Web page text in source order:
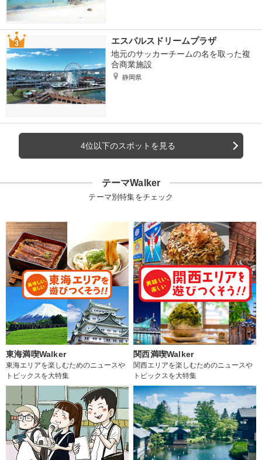
エスパルスドリームプラザ
地元のサッカーチームの名を取った複
合商業施設
静岡県
4位以下のスポットを見る
テーマWalker
テーマ別特集をチェック
東海満喫Walker
東海エリアを楽しむためのニュースや
トピックスを大特集
関西満喫Walker
関西エリアを楽しむためのニュースや
トピックスを大特集